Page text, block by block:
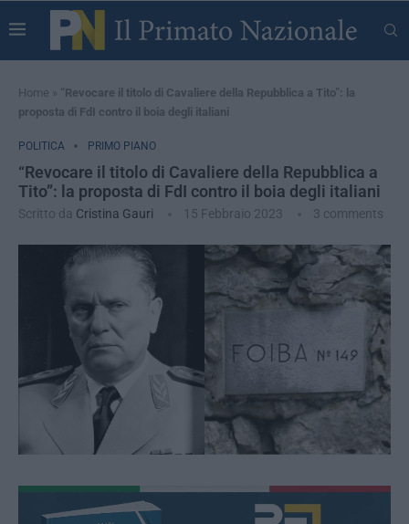
Home » “Revocare il titolo di Cavaliere della Repubblica a Tito”: la
proposta di FdI contro il boia degli italiani
POLITICA PRIMO PIANO
“Revocare il titolo di Cavaliere della Repubblica a
Tito”: la proposta di FdI contro il boia degli italiani
Scritto da Cristina Gauri 15 Febbraio 2023 3 comments